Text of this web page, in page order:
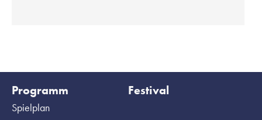
Programm
Spielplan
Festival